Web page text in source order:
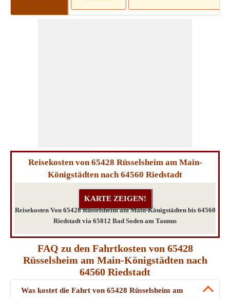
Reisekosten von 65428 Rüsselsheim am Main-
Königstädten nach 64560 Riedstadt
Reisekosten Von 65428 Rüsselsheim am Main-Königstädten bis 64560
Riedstadt via 65812 Bad Soden am Taunus
FAQ zu den Fahrtkosten von 65428
Rüsselsheim am Main-Königstädten nach
64560 Riedstadt
Was kostet die Fahrt von 65428 Rüsselsheim am